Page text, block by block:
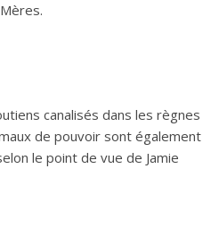
canalisés dans les règnes
de pouvoir sont également
le point de vue de Jamie